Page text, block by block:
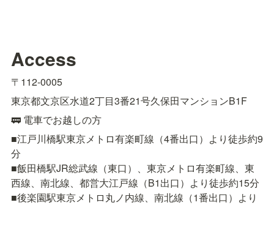
Access
〒112-0005
東京都文京区水道2丁目3番21号久保田マンションB1F
🚃 電車でお越しの方
■江戸川橋駅東京メトロ有楽町線（4番出口）より徒歩約9
分
■飯田橋駅JR総武線（東口）、東京メトロ有楽町線、東
西線、南北線、都営大江戸線（B1出口）より徒歩約15分
■後楽園駅東京メトロ丸ノ内線、南北線（1番出口）より